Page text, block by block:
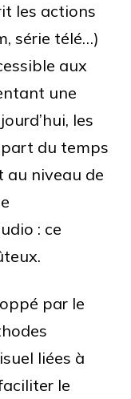
les actions
série télé…)
aux
une
les
du temps
au niveau de
: ce
par le
liées à
le